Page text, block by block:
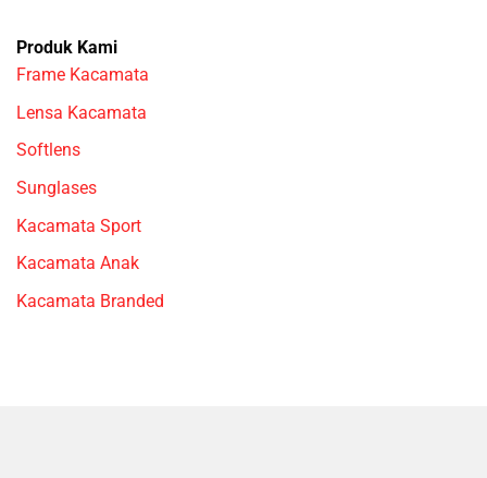
Produk Kami
Frame Kacamata
Lensa Kacamata
Softlens
Sunglases
Kacamata Sport
Kacamata Anak
Kacamata Branded